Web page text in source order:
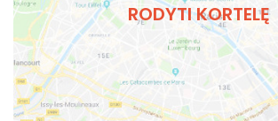
RODYTI KORTELĘ